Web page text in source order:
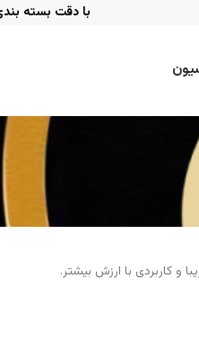
با دقت بسته
کاربردی با ارزش بیشتر.